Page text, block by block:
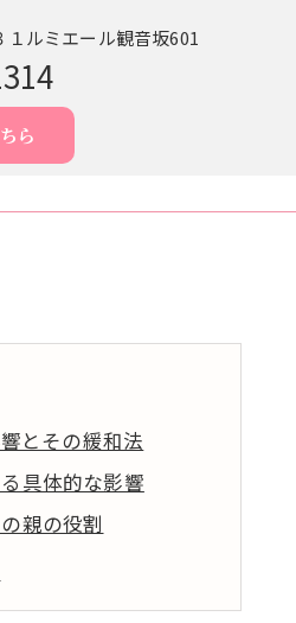
ルミエール観音坂601
ら
とその緩和法
具体的な影響
親の役割
ュニケーション術
活用法